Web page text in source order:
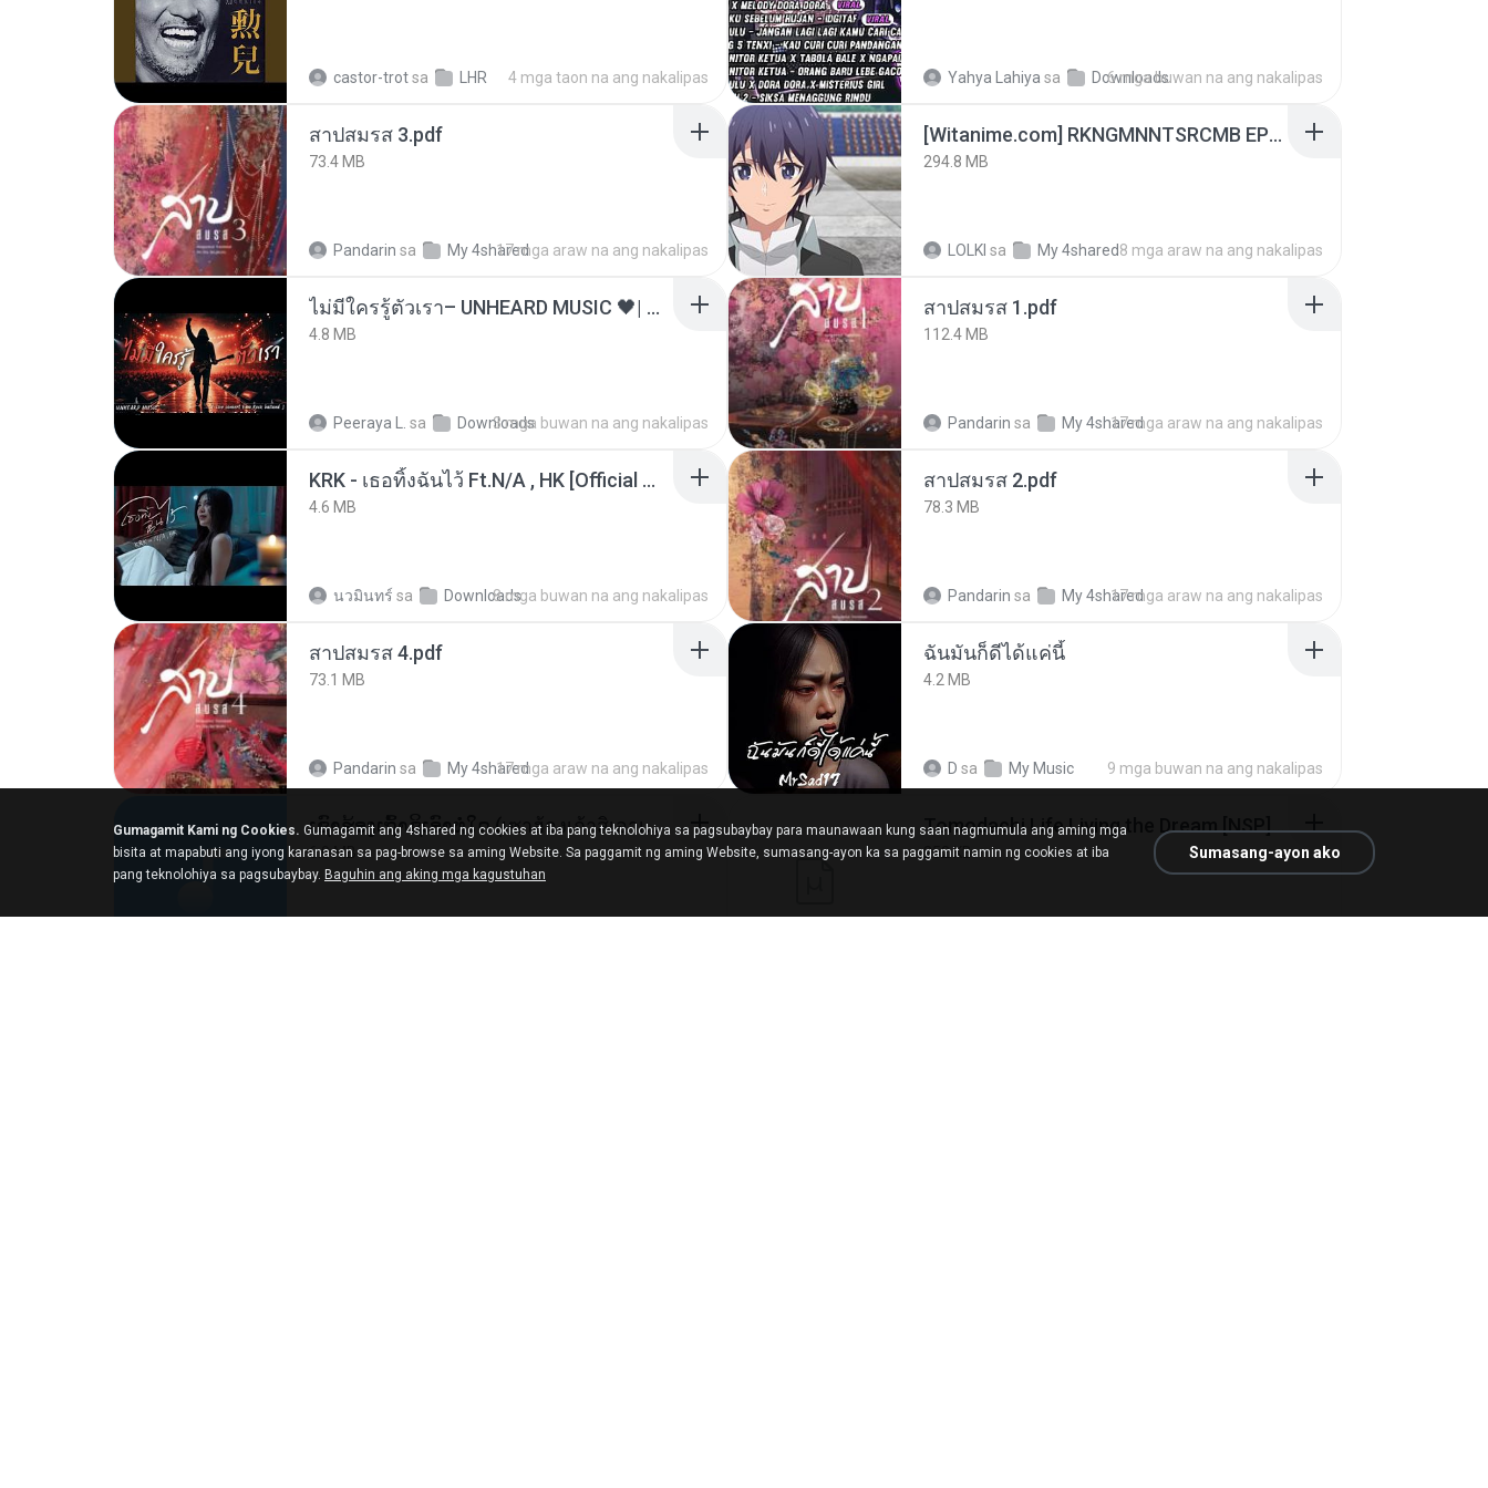
castor-trotsa LHR 4 mga taon na ang nakalipas Yahya Lahiya sa Downloads
6 mga buwan na ang nakalipas
สาปสมรส 3.pdf
73.4 MB
Pandarin sa My 4shared17 mga araw na ang nakalipas
[Witanime.com] RKNGMNNTSRCMB EP 06 HD.mp4
294.8 MB
LOLKI sa My 4shared8 mga araw na ang nakalipas
ไม่มีใครรู้ตัวเรา– UNHEARD MUSIC 🖤| Official Lyric Video | เพลงสู้ชีวิต
4.8 MB
Peeraya L. sa Downloads
3 mga buwan na ang nakalipas
สาปสมรส 1.pdf
112.4 MB
Pandarin sa My 4shared17 mga araw na ang nakalipas
KRK - เธอทิ้งฉันไว้ Ft.N/A , HK [Official MV]
4.6 MB
นวมินทร์ sa Downloads8 mga buwan na ang nakalipas
สาปสมรส 2.pdf
78.3 MB
Pandarin sa My 4shared17 mga araw na ang nakalipas
สาปสมรส 4.pdf
73.1 MB
Pandarin sa My 4shared17 mga araw na ang nakalipas
ฉันมันก็ดีได้แค่นี้
4.2 MB
D sa My Music 9 mga buwan na ang nakalipas
ເຊົາຮ້ອງເຖົ້າຊິເອົາທໍ່ໃດ (เซาฮ้องเถ้าสิเอาเท่าใด) ບຸນເກີດ ຫນູຫ່ວງ ft. ໂສພາ ຈຸນທະລາ
6.0 MB
Tomodachi Life Living the Dream [NSP].torrent
252 KB
Gumagamit Kami ng Cookies. Gumagamit ang 4shared ng cookies at iba pang teknolohiya sa pagsubaybay para maunawaan kung saan nagmumula ang aming mga
bisita at mapabuti ang iyong karanasan sa pag-browse sa aming Website. Sa paggamit ng aming Website, sumasang-ayon ka sa paggamit namin ng cookies at iba
pang teknolohiya sa pagsubaybay. Baguhin ang aking mga kagustuhan
Sumasang-ayon ako